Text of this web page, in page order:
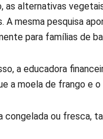
as alternativas
A mesma pesquisa
para famílias de
a educadora
a moela de frango e
congelada ou fresca,